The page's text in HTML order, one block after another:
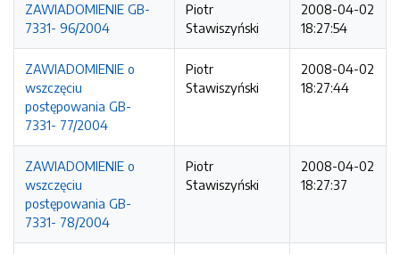
ZAWIADOMIENIE GB-
7331- 96/2004
Piotr
Stawiszyński
2008-04-02
18:27:54
ZAWIADOMIENIE o
wszczęciu
postępowania GB-
7331- 77/2004
Piotr
Stawiszyński
2008-04-02
18:27:44
ZAWIADOMIENIE o
wszczęciu
postępowania GB-
7331- 78/2004
Piotr
Stawiszyński
2008-04-02
18:27:37